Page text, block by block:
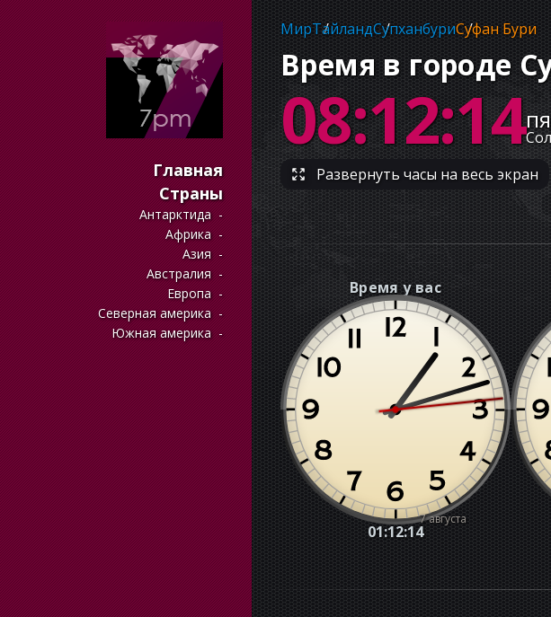
Главная
Страны
Антарктида
Африка
Азия
Австралия
Европа
Северная америка
Южная америка
МирТайландСупханбуриСуфан Бури
Время в городе
08:12:15
Развернуть часы на весь экран
Время у вас
01:12:15
7 августа